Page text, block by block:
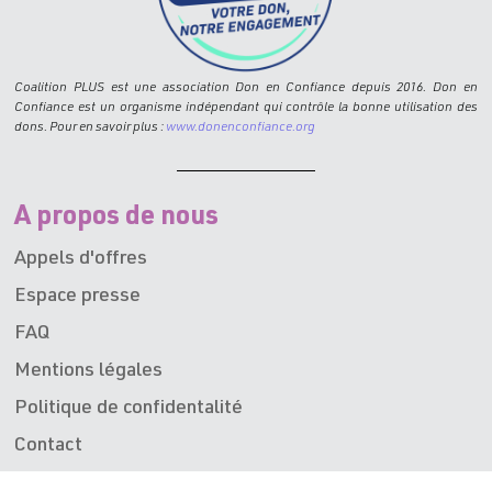
Coalition PLUS est une association Don en Confiance depuis 2016. Don en
Confiance est un organisme indépendant qui contrôle la bonne utilisation des
dons. Pour en savoir plus : www.donenconfiance.org
A propos de nous
Appels d'offres
Espace presse
FAQ
Mentions légales
Politique de confidentalité
Contact